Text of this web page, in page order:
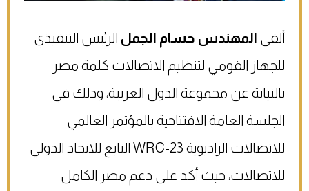
ألقى المهندس حسام الجمل الرئيس التنفيذي
للجهاز القومي لتنظيم الاتصالات كلمة مصر
بالنيابة عن مجموعة الدول العربية، وذلك في
الجلسة العامة الافتتاحية بالمؤتمر العالمي
للاتصالات الراديوية WRC-23 التابع للاتحاد الدولي
للاتصالات، حيث أكد على دعم مصر الكامل